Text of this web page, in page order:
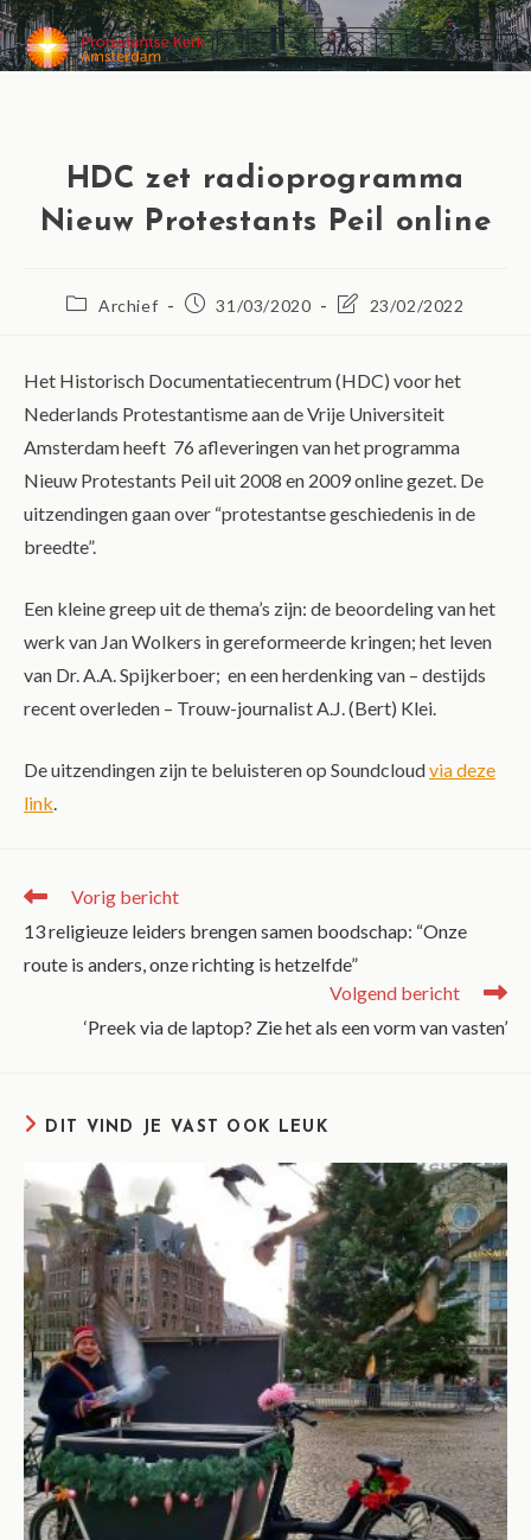
MENU
HDC zet radioprogramma
Nieuw Protestants Peil online
Archief 31/03/2020 23/02/2022
Het Historisch Documentatiecentrum (HDC) voor het
Nederlands Protestantisme aan de Vrije Universiteit
Amsterdam heeft 76 afleveringen van het programma
Nieuw Protestants Peil uit 2008 en 2009 online gezet. De
uitzendingen gaan over “protestantse geschiedenis in de
breedte”.
Een kleine greep uit de thema’s zijn: de beoordeling van het
werk van Jan Wolkers in gereformeerde kringen; het leven
van Dr. A.A. Spijkerboer; en een herdenking van – destijds
recent overleden – Trouw-journalist A.J. (Bert) Klei.
De uitzendingen zijn te beluisteren op Soundcloudvia deze
link.
Vorig bericht
13 religieuze leiders brengen samen boodschap: “Onze
route is anders, onze richting is hetzelfde”
Volgend bericht
‘Preek via de laptop? Zie het als een vorm van vasten’
DIT VIND JE VAST OOK LEUK